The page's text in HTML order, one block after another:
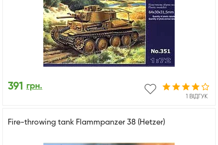
1 ВІДГУК
391 грн.
Fire-throwing tank Flammpanzer 38 (Hetzer)